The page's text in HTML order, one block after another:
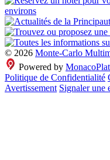
© 2026 Monte-Carlo
Powered by
Politique de Confidentialité
Avertissement Signaler une